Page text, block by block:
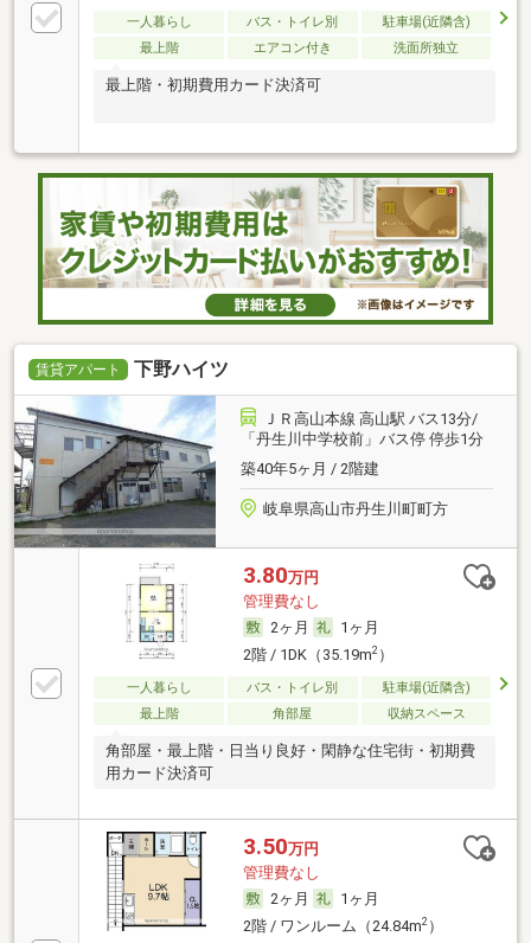
一人暮らし バス・トイレ別
駐車場(近隣含)
最上階
エアコン付き 洗面所独立
最上階・初期費用カード決済可
賃貸アパート 下野ハイツ
ＪＲ高山本線 高山駅 バス13分/
「丹生川中学校前」バス停 停歩1分
築40年5ヶ月 / 2階建
岐阜県高山市丹生川町町方
3.80万円
管理費なし
2ヶ月
1ヶ月
2階 / 1DK（35.19m2）
一人暮らし バス・トイレ別
駐車場(近隣含)
最上階
角部屋 収納スペース
角部屋・最上階・日当り良好・閑静な住宅街・初期費
用カード決済可
3.50万円
管理費なし
2ヶ月
1ヶ月
2階 / ワンルーム（24.84m2）